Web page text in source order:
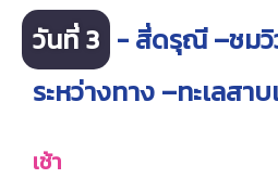
วันที่ 3 - สี่ดรุณี –ชมวิ
ระหว่างทาง –ทะเลสา
เช้า